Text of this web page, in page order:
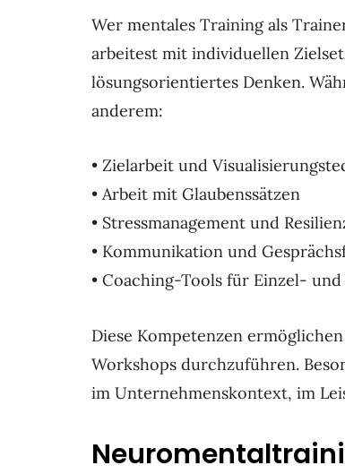
Wer mentales Training als
arbeitest mit individuellen
lösungsorientiertes Denken.
anderem:
• Zielarbeit und
• Arbeit mit Glaubenssätzen
• Stressmanagement und
• Kommunikation und
• Coaching-Tools für Einzel-
Diese Kompetenzen
Workshops durchzuführen.
im Unternehmenskontext, im